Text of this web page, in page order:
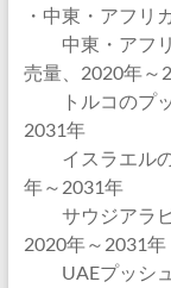
・中東・アフリ
中東・アフリ
売量、2020年～
トルコのプッ
2031年
イスラエルの
年～2031年
サウジアラビ
2020年～2031年
UAEプッシュ